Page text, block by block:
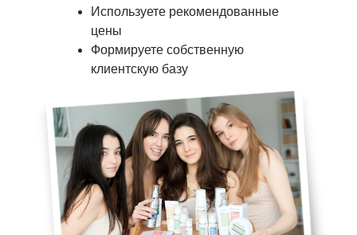
Используете рекомендованные
цены
Формируете собственную
клиентскую базу